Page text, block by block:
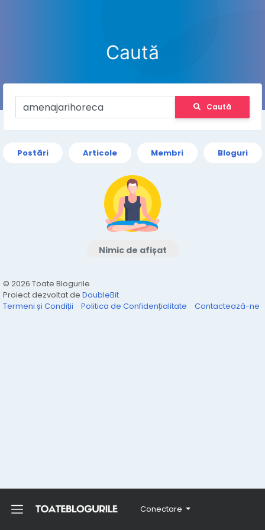
Conectare
Caută
Caută
Postări Articole Membri Bloguri
Nimic de afișat
© 2026 Toate Blogurile
Proiect dezvoltat de DoubleBit
Termeni și Condiții
Politica de Confidențialitate Contactează-ne